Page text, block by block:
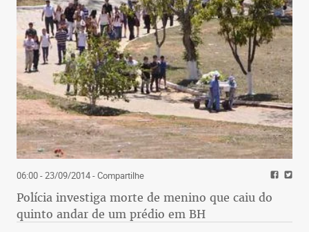
06:00 - 23/09/2014- Compartilhe
Polícia investiga morte de menino que caiu do
quinto andar de um prédio em BH